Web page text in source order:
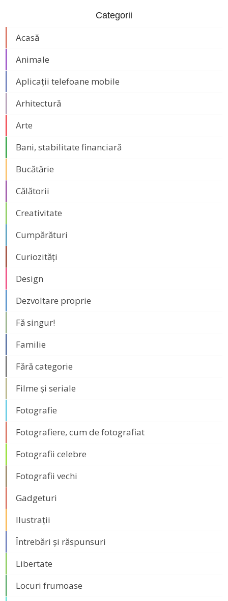
Categorii
Acasă
Animale
Aplicații telefoane mobile
Arhitectură
Arte
Bani, stabilitate financiară
Bucătărie
Călătorii
Creativitate
Cumpărături
Curiozități
Design
Dezvoltare proprie
Fă singur!
Familie
Fără categorie
Filme și seriale
Fotografie
Fotografiere, cum de fotografiat
Fotografii celebre
Fotografii vechi
Gadgeturi
Ilustrații
Întrebări și răspunsuri
Libertate
Locuri frumoase